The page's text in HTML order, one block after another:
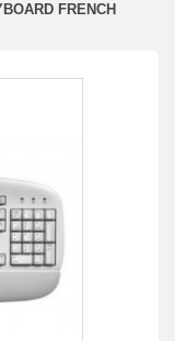
FRENCH